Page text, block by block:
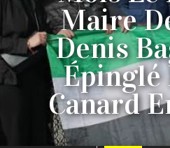
Tsahal
Bâtiment
Sud-